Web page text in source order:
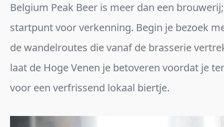
Belgium Peak Beer is meer dan een
startpunt voor verkenning. Begin je bezoek
de wandelroutes die vanaf de brasserie
laat de Hoge Venen je betoveren voordat je
voor een verfrissend lokaal biertje.